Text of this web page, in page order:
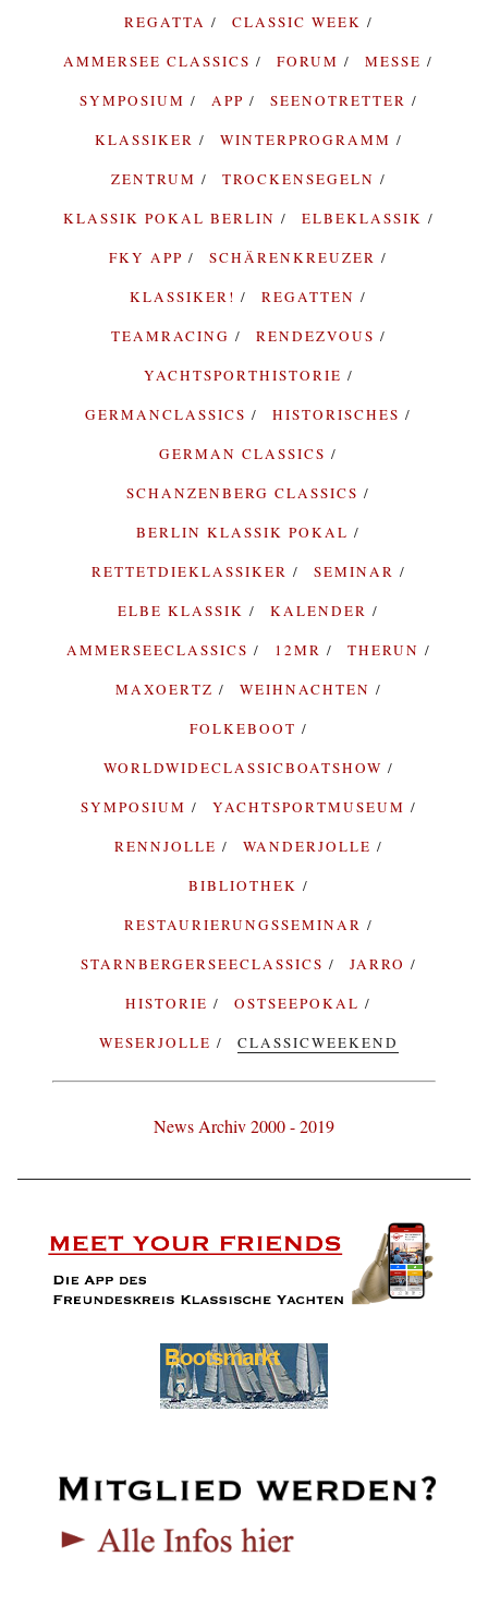
REGATTA
CLASSIC WEEK
AMMERSEE CLASSICS
FORUM
MESSE
SYMPOSIUM
APP
SEENOTRETTER
KLASSIKER
WINTERPROGRAMM
ZENTRUM
TROCKENSEGELN
KLASSIK POKAL BERLIN
ELBEKLASSIK
FKY APP
SCHÄRENKREUZER
KLASSIKER!
REGATTEN
TEAMRACING
RENDEZVOUS
YACHTSPORTHISTORIE
GERMANCLASSICS
HISTORISCHES
GERMAN CLASSICS
SCHANZENBERG CLASSICS
BERLIN KLASSIK POKAL
RETTETDIEKLASSIKER
SEMINAR
ELBE KLASSIK
KALENDER
AMMERSEECLASSICS
12MR
THERUN
MAXOERTZ
WEIHNACHTEN
FOLKEBOOT
WORLDWIDECLASSICBOATSHOW
SYMPOSIUM
YACHTSPORTMUSEUM
RENNJOLLE
WANDERJOLLE
BIBLIOTHEK
RESTAURIERUNGSSEMINAR
STARNBERGERSEECLASSICS
JARRO
HISTORIE
OSTSEEPOKAL
WESERJOLLE
CLASSICWEEKEND
News Archiv 2000 - 2019